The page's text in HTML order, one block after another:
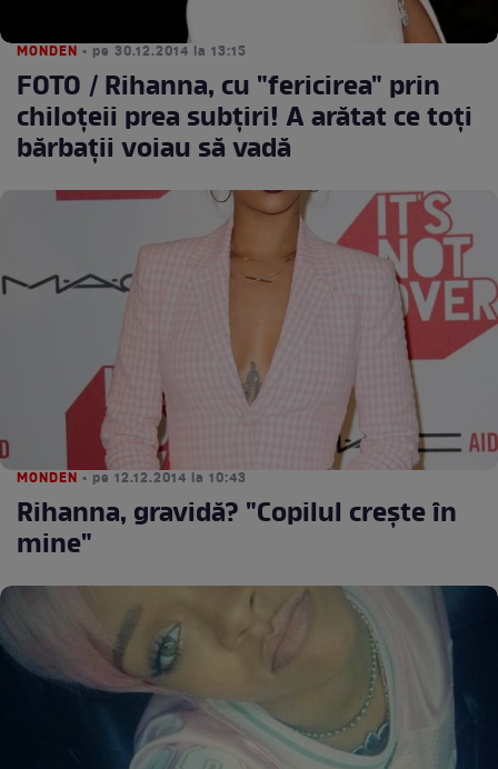
MONDEN • pe 30.12.2014 la 13:15
FOTO / Rihanna, cu "fericirea" prin
chiloţeii prea subţiri! A arătat ce toţi
bărbaţii voiau să vadă
MONDEN • pe 12.12.2014 la 10:43
Rihanna, gravidă? "Copilul creşte în
mine"